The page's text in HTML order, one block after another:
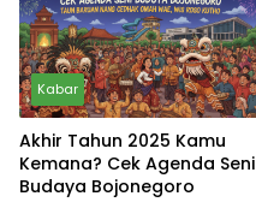
Kabar
Akhir Tahun 2025 Kamu
Kemana? Cek Agenda Seni
Budaya Bojonegoro